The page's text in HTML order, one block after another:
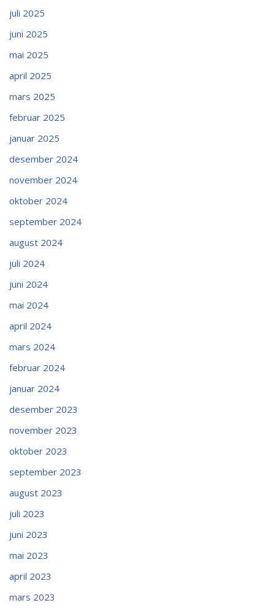
juli 2025
juni 2025
mai 2025
april 2025
mars 2025
februar 2025
januar 2025
desember 2024
november 2024
oktober 2024
september 2024
august 2024
juli 2024
juni 2024
mai 2024
april 2024
mars 2024
februar 2024
januar 2024
desember 2023
november 2023
oktober 2023
september 2023
august 2023
juli 2023
juni 2023
mai 2023
april 2023
mars 2023